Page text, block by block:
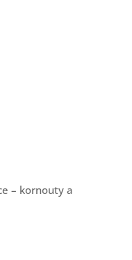
– kornouty a